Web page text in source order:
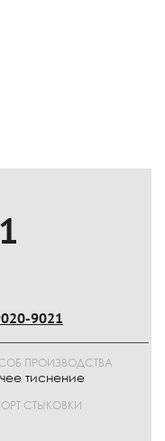
9021
ПРОИЗВОДСТВА
тиснение
СТЫКОВКИ